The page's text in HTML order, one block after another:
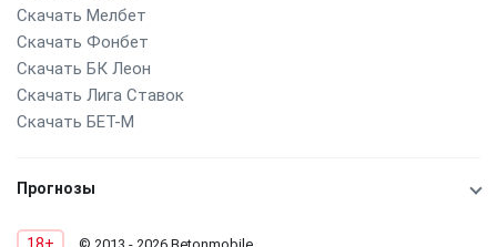
Скачать Мелбет
Скачать Фонбет
Скачать БК Леон
Скачать Лига Ставок
Скачать БЕТ-М
Прогнозы
18+